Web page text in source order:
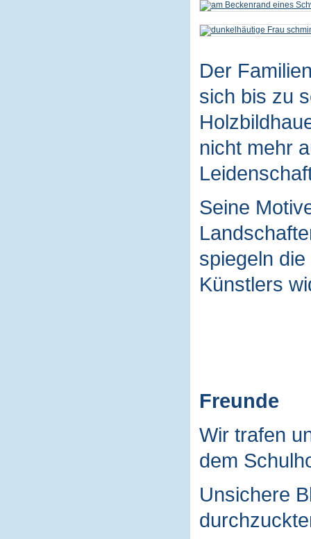
Der
sich bis zu
nicht mehr
Seine
spiegeln
Künstlers
Freunde
Wir trafen
dem
Unsichere